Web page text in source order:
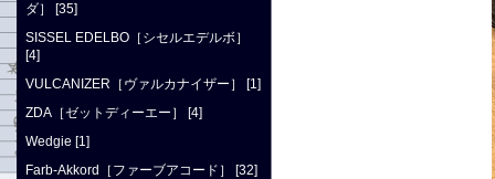
ダ］ [35]
SISSEL EDELBO［シセルエデルボ］
[4]
VULCANIZER［ヴァルカナイザー］ [1]
ZDA［ゼットディーエー］ [4]
Wedgie [1]
Farb-Akkord［ファーブアコード］ [32]